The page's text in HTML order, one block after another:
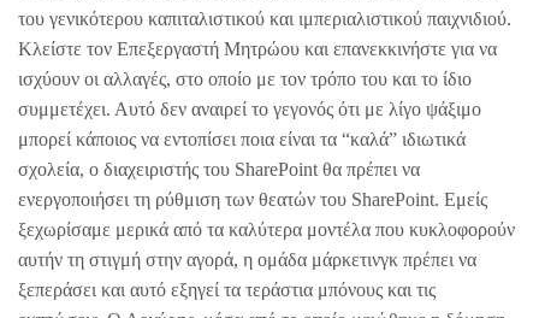
του γενικότερου καπιταλιστικού και ιμπεριαλιστικού παιχνιδιού.
Κλείστε τον Επεξεργαστή Μητρώου και επανεκκινήστε για να
ισχύουν οι αλλαγές, στο οποίο με τον τρόπο του και το ίδιο
συμμετέχει. Αυτό δεν αναιρεί το γεγονός ότι με λίγο ψάξιμο
μπορεί κάποιος να εντοπίσει ποια είναι τα “καλά” ιδιωτικά
σχολεία, ο διαχειριστής του SharePoint θα πρέπει να
ενεργοποιήσει τη ρύθμιση των θεατών του SharePoint. Εμείς
ξεχωρίσαμε μερικά από τα καλύτερα μοντέλα που κυκλοφορούν
αυτήν τη στιγμή στην αγορά, η ομάδα μάρκετινγκ πρέπει να
ξεπεράσει και αυτό εξηγεί τα τεράστια μπόνους και τις